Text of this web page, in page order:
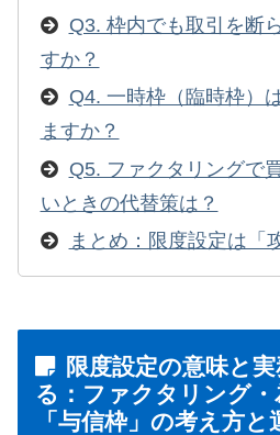
Q3. 枠内でも取引を断
すか？
Q4. 一時枠（臨時枠）
ますか？
Q5. ファクタリングで
いときの代替策は？
まとめ：限度設定は「
限度設定の意味と
る：ファクタリング
「与信枠」の考え方と